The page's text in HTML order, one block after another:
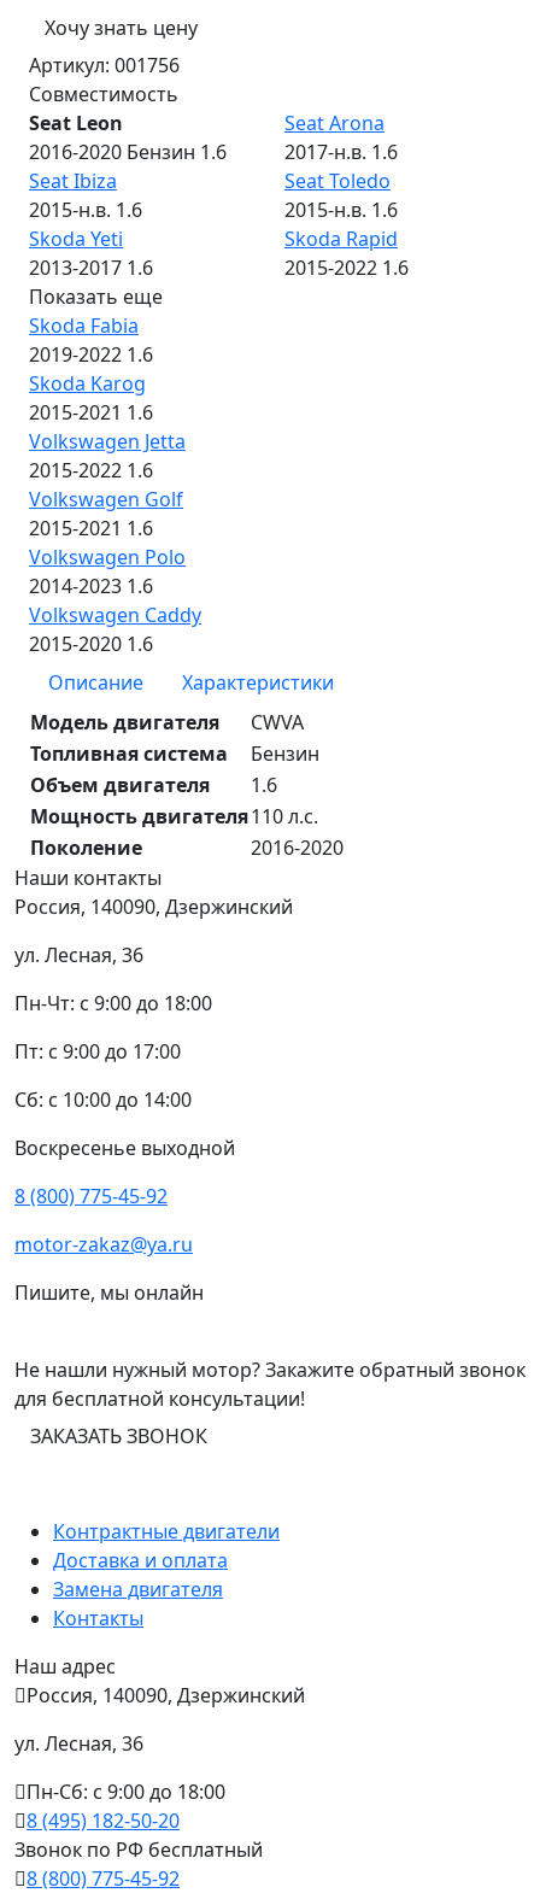
Хочу знать цену
Артикул: 001756
Совместимость
Seat Leon
2016-2020 Бензин 1.6
Seat Arona
2017-н.в. 1.6
Seat Ibiza
2015-н.в. 1.6
Seat Toledo
2015-н.в. 1.6
Skoda Yeti
2013-2017 1.6
Skoda Rapid
2015-2022 1.6
Показать еще
Skoda Fabia
2019-2022 1.6
Skoda Karog
2015-2021 1.6
Volkswagen Jetta
2015-2022 1.6
Volkswagen Golf
2015-2021 1.6
Volkswagen Polo
2014-2023 1.6
Volkswagen Caddy
2015-2020 1.6
Описание
Характеристики
Модель двигателя
CWVA
Топливная система
Бензин
Объем двигателя
1.6
Мощность двигателя110 л.с.
Поколение
2016-2020
Наши контакты
Россия, 140090, Дзержинский
ул. Лесная, 36
Пн-Чт: с 9:00 до 18:00
Пт: с 9:00 до 17:00
Сб: с 10:00 до 14:00
Воскресенье выходной
8 (800) 775-45-92
motor-zakaz@ya.ru
Пишите, мы онлайн
Не нашли нужный мотор? Закажите обратный звонок
для бесплатной консультации!
ЗАКАЗАТЬ ЗВОНОК
Контрактные двигатели
Доставка и оплата
Замена двигателя
Контакты
Наш адрес
Россия, 140090, Дзержинский
ул. Лесная, 36
Пн-Сб: с 9:00 до 18:00
8 (495) 182-50-20
Звонок по РФ бесплатный
8 (800) 775-45-92